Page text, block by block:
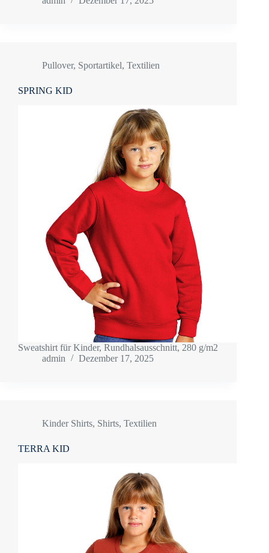
Pullover, Sportartikel, Textilien
SPRING KID
Sweatshirt für Kinder, Rundhalsausschnitt, 280 g/m2
admin
Dezember 17, 2025
Kinder Shirts, Shirts, Textilien
TERRA KID